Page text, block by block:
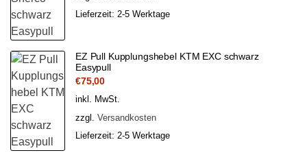
Lieferzeit: 2-5 Werktage
EZ Pull Kupplungshebel KTM EXC schwarz
Easypull
€75,00
inkl. MwSt.
zzgl. Versandkosten
Lieferzeit: 2-5 Werktage